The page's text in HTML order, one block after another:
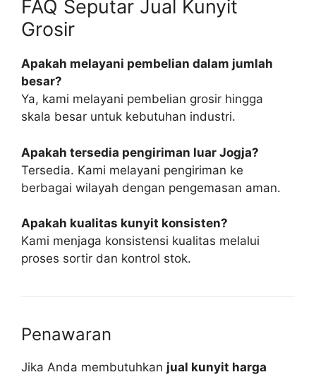
FAQ Seputar Jual Kunyit
Grosir
Apakah melayani pembelian dalam jumlah
besar?
Ya, kami melayani pembelian grosir hingga
skala besar untuk kebutuhan industri.
Apakah tersedia pengiriman luar Jogja?
Tersedia. Kami melayani pengiriman ke
berbagai wilayah dengan pengemasan aman.
Apakah kualitas kunyit konsisten?
Kami menjaga konsistensi kualitas melalui
proses sortir dan kontrol stok.
Penawaran
Jika Anda membutuhkan jual kunyit harga